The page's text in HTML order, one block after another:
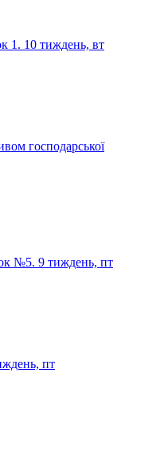
1. 10 тиждень, вт
господарської
№5. 9 тиждень, пт
пт